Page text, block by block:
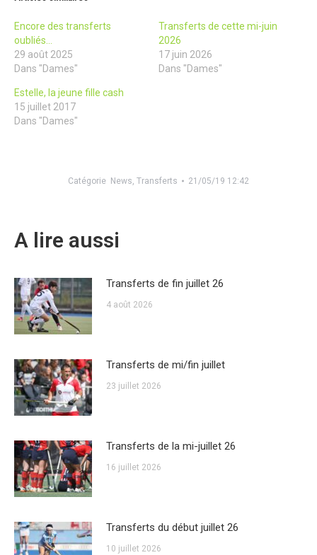
Encore des transferts
oubliés…
29 août 2025
Dans "Dames"
Transferts de cette mi-juin
2026
17 juin 2026
Dans "Dames"
Estelle, la jeune fille cash
15 juillet 2017
Dans "Dames"
Catégorie News, Transferts 21/05/19 12:42
A lire aussi
Transferts de fin juillet 26
4 août 2026
Transferts de mi/fin juillet
23 juillet 2026
Transferts de la mi-juillet 26
16 juillet 2026
Transferts du début juillet 26
10 juillet 2026